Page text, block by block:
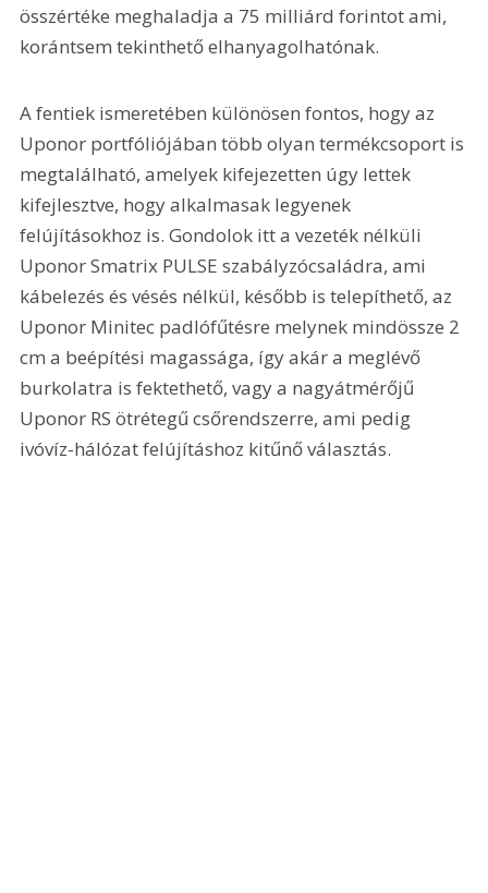
összértéke meghaladja a 75 milliárd forintot ami,
korántsem tekinthető elhanyagolhatónak.
A fentiek ismeretében különösen fontos, hogy az
Uponor portfóliójában több olyan termékcsoport is
megtalálható, amelyek kifejezetten úgy lettek
kifejlesztve, hogy alkalmasak legyenek
felújításokhoz is. Gondolok itt a vezeték nélküli
Uponor Smatrix PULSE szabályzócsaládra, ami
kábelezés és vésés nélkül, később is telepíthető, az
Uponor Minitec padlófűtésre melynek mindössze 2
cm a beépítési magassága, így akár a meglévő
burkolatra is fektethető, vagy a nagyátmérőjű
Uponor RS ötrétegű csőrendszerre, ami pedig
ivóvíz-hálózat felújításhoz kitűnő választás.